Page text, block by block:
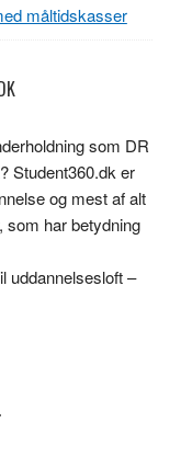
måltidskasser
som DR
Student360.dk er
og mest af alt
som har betydning
uddannelsesloft –